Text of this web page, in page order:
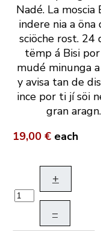
Nadé. La moscia
indere nia a öna
sciöche rost. 24
tëmp á Bisi
mudé minunga
y avisa tan de
ince por ti jí söi
gran aragn.
19,00 € each
+
–